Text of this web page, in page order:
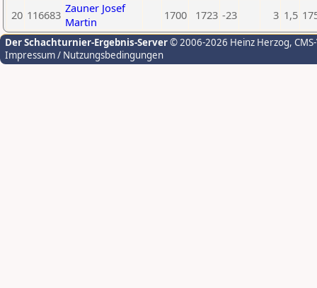
20 116683 Zauner Josef
Martin
1700 1723 -23 3 1,5
Der Schachturnier-Ergebnis-Server© 2006-2026 Heinz Herzog,
Impressum / Nutzungsbedingungen